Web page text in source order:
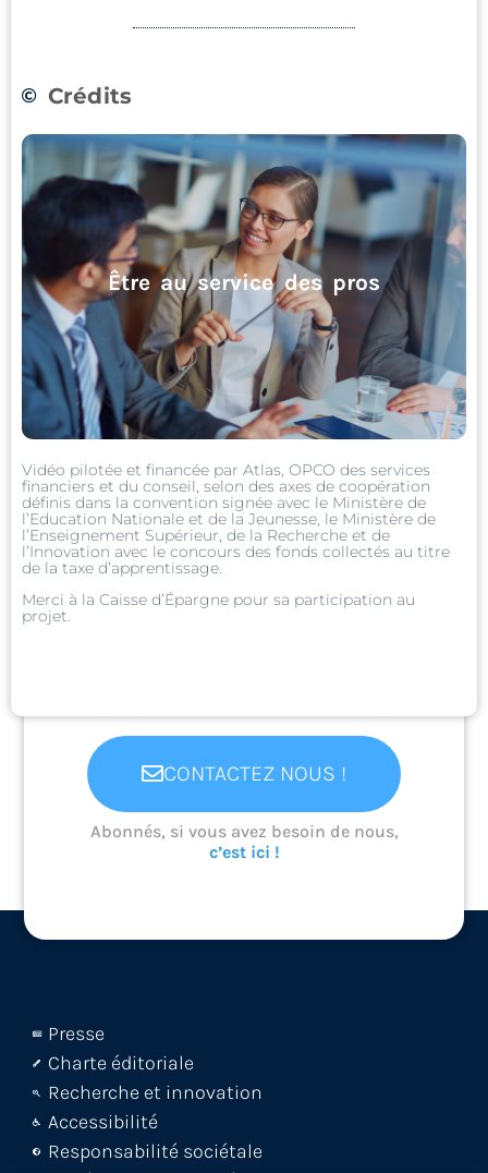
Crédits
Être au service des pros
Être au service des pros
Vidéo pilotée et financée par Atlas, OPCO des services
financiers et du conseil, selon des axes de coopération
définis dans la convention signée avec le Ministère de
l’Education Nationale et de la Jeunesse, le Ministère de
l’Enseignement Supérieur, de la Recherche et de
l’Innovation avec le concours des fonds collectés au titre
de la taxe d’apprentissage.
Merci à la Caisse d’Épargne pour sa participation au
projet.
CONTACTEZ NOUS !
Abonnés, si vous avez besoin de nous,
c’est ici !
Presse
Charte éditoriale
Recherche et innovation
Accessibilité
Responsabilité sociétale